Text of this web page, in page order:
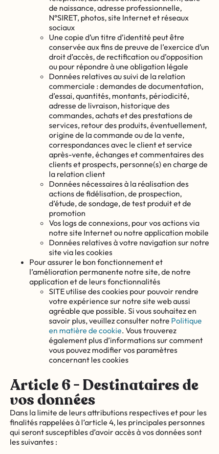
de naissance, adresse professionnelle,
N°SIRET, photos, site Internet et réseaux
sociaux
Une copie d’un titre d’identité peut être
conservée aux fins de preuve de l’exercice d’un
droit d’accès, de rectification ou d’opposition
ou pour répondre à une obligation légale
Données relatives au suivi de la relation
commerciale : demandes de documentation,
d’essai, quantités, montants, périodicité,
adresse de livraison, historique des
commandes, achats et des prestations de
services, retour des produits, éventuellement,
origine de la commande ou de la vente,
correspondances avec le client et service
après-vente, échanges et commentaires des
clients et prospects, personne(s) en charge de
la relation client
Données nécessaires à la réalisation des
actions de fidélisation, de prospection,
d’étude, de sondage, de test produit et de
promotion
Vos logs de connexions, pour vos actions via
notre site Internet ou notre application mobile
Données relatives à votre navigation sur notre
site via les cookies
Pour assurer le bon fonctionnement et
l’amélioration permanente notre site, de notre
application et de leurs fonctionnalités
SITE utilise des cookies pour pouvoir rendre
votre expérience sur notre site web aussi
agréable que possible. Si vous souhaitez en
savoir plus, veuillez consulter notre Politique
en matière de cookie. Vous trouverez
également plus d’informations sur comment
vous pouvez modifier vos paramètres
concernant les cookies
Article 6 - Destinataires de
vos données
Dans la limite de leurs attributions respectives et pour les
finalités rappelées à l’article 4, les principales personnes
qui seront susceptibles d’avoir accès à vos données sont
les suivantes :